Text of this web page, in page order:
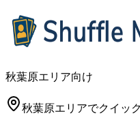
秋葉原エリア向け
秋葉原エリアでクイッ